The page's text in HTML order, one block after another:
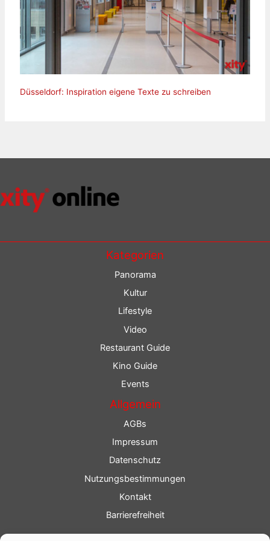
Düsseldorf: Inspiration eigene Texte zu schreiben
Kategorien
Panorama
Kultur
Lifestyle
Video
Restaurant Guide
Kino Guide
Events
Allgemein
AGBs
Impressum
Datenschutz
Nutzungsbestimmungen
Kontakt
Barrierefreiheit